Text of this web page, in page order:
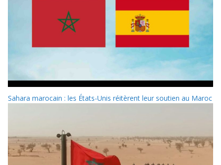
Sahara marocain : les États-Unis réitèrent leur soutien au Maroc